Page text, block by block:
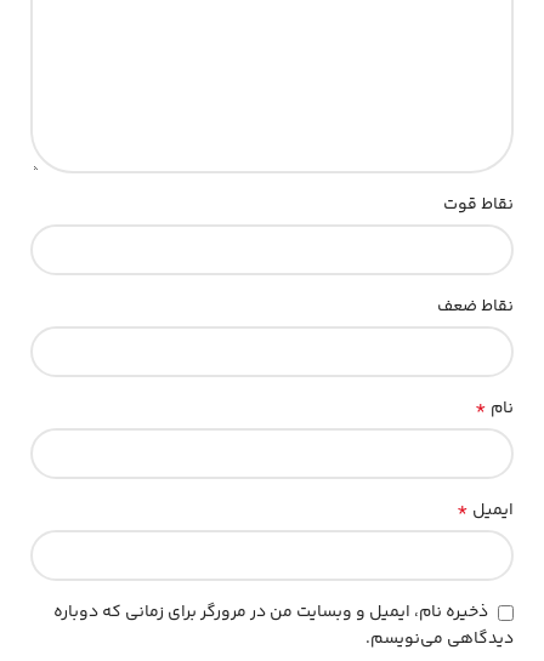
نقاط قوت
نقاط ضعف
نام *
ایمیل *
ذخیره نام، ایمیل و وبسایت من در مرورگر برای زمانی که دوباره
دیدگاهی می‌نویسم.